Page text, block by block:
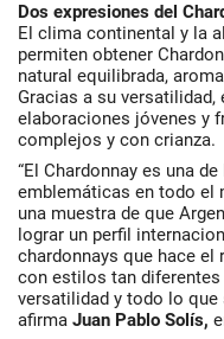
Dos expresiones del
El clima continental y la
permiten obtener
natural equilibrada,
Gracias a su
elaboraciones jóvenes y
complejos y con crianza.
“El Chardonnay es una
emblemáticas en todo el
una muestra de que
lograr un perfil
chardonnays que hace
con estilos tan
versatilidad y todo lo que
afirma Juan Pablo Solís,